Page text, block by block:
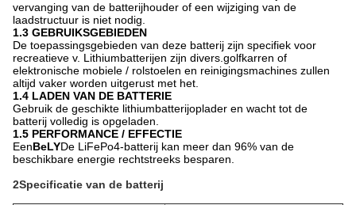
vervanging van de batterijhouder of een wijziging van de
laadstructuur is niet nodig.
1.3 GEBRUIKSGEBIEDEN
De toepassingsgebieden van deze batterij zijn specifiek voor
recreatieve v. Lithiumbatterijen zijn divers.golfkarren of
elektronische mobiele / rolstoelen en reinigingsmachines zullen
altijd vaker worden uitgerust met het.
1.4 LADEN VAN DE BATTERIE
Gebruik de geschikte lithiumbatterijoplader en wacht tot de
batterij volledig is opgeladen.
1.5 PERFORMANCE / EFFECTIE
EenBeLYDe LiFePo4-batterij kan meer dan 96% van de
beschikbare energie rechtstreeks besparen.
2Specificatie van de batterij